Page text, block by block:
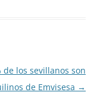
de los sevillanos son
de Emvisesa →